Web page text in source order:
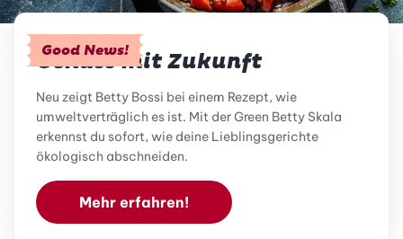
Good News!
Genuss mit Zukunft
Neu zeigt Betty Bossi bei einem Rezept, wie
umweltverträglich es ist. Mit der Green Betty Skala
erkennst du sofort, wie deine Lieblingsgerichte
ökologisch abschneiden.
Mehr erfahren!